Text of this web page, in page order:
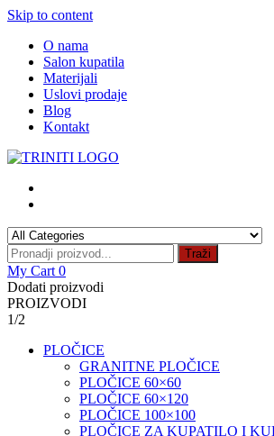
Skip to content
O nama
Salon kupatila
Materijali
Uslovi prodaje
Blog
Kontakt
Traži
My Cart 0
Dodati proizvodi
PROIZVODI
1/2
PLOČICE
GRANITNE PLOČICE
PLOČICE 60×60
PLOČICE 60×120
PLOČICE 100×100
PLOČICE ZA KUPATILO I